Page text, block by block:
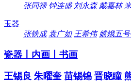
张同禄 钟连盛 刘永森 戴嘉林
玉器
张铁成 袁广如 王希伟 嫦娥五
瓷器丨内画丨书画
王锡良 朱曜奎 苗锡锦 晋晓瞳